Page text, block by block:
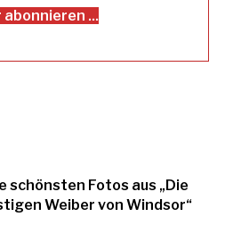
...
schönsten Fotos aus „Die
Weiber von Windsor“